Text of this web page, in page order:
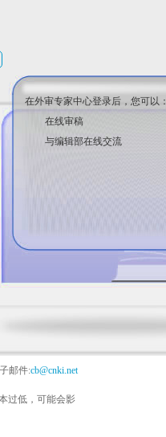
在外审专家中心登录后，您可以：
在线审稿
与编辑部在线交流
邮件:cb@cnki.net
过低，可能会影